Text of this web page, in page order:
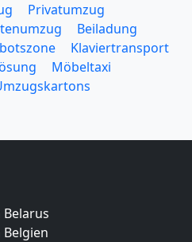
Privatumzug
Beiladung
Klaviertransport
Möbeltaxi